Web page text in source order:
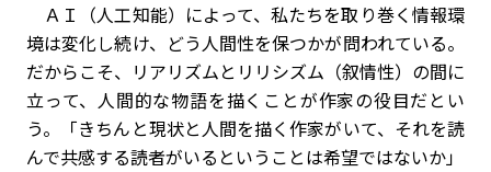
ＡＩ（人工知能）によって、私たちを取り巻く情報環
境は変化し続け、どう人間性を保つかが問われている。
だからこそ、リアリズムとリリシズム（叙情性）の間に
立って、人間的な物語を描くことが作家の役目だとい
う。「きちんと現状と人間を描く作家がいて、それを読
んで共感する読者がいるということは希望ではないか」